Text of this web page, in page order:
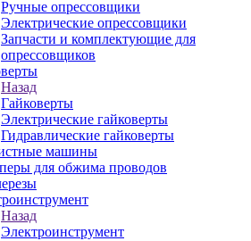
Ручные опрессовщики
Электрические опрессовщики
Запчасти и комплектующие для
опрессовщиков
Назад
Гайковерты
Электрические гайковерты
Гидравлические гайковерты
машины
для обжима проводов
Назад
Электроинструмент